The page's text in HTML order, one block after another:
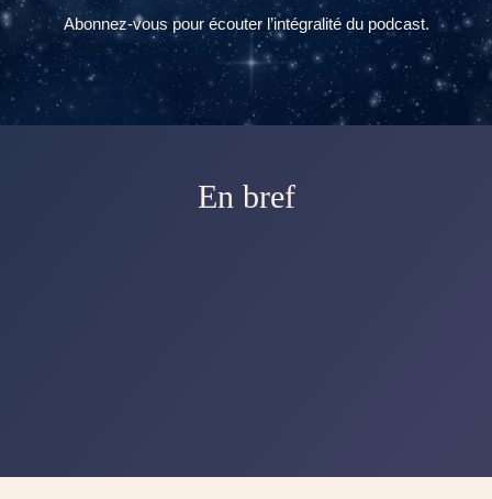
Abonnez-vous pour écouter l’intégralité du podcast.
En bref